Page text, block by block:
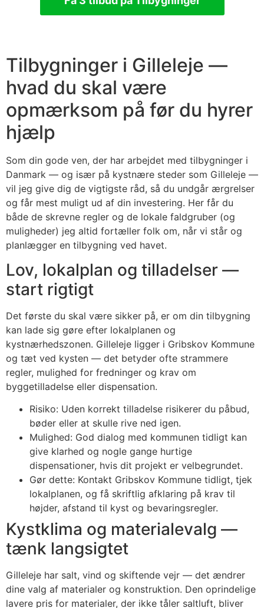
Tilbygninger i Gilleleje —
hvad du skal være
opmærksom på før du hyrer
hjælp
Som din gode ven, der har arbejdet med tilbygninger i
Danmark — og især på kystnære steder som Gilleleje —
vil jeg give dig de vigtigste råd, så du undgår ærgrelser
og får mest muligt ud af din investering. Her får du
både de skrevne regler og de lokale faldgruber (og
muligheder) jeg altid fortæller folk om, når vi står og
planlægger en tilbygning ved havet.
Lov, lokalplan og tilladelser —
start rigtigt
Det første du skal være sikker på, er om din tilbygning
kan lade sig gøre efter lokalplanen og
kystnærhedszonen. Gilleleje ligger i Gribskov Kommune
og tæt ved kysten — det betyder ofte strammere
regler, mulighed for fredninger og krav om
byggetilladelse eller dispensation.
Risiko: Uden korrekt tilladelse risikerer du påbud,
bøder eller at skulle rive ned igen.
Mulighed: God dialog med kommunen tidligt kan
give klarhed og nogle gange hurtige
dispensationer, hvis dit projekt er velbegrundet.
Gør dette: Kontakt Gribskov Kommune tidligt, tjek
lokalplanen, og få skriftlig afklaring på krav til
højder, afstand til kyst og bevaringsregler.
Kystklima og materialevalg —
tænk langsigtet
Gilleleje har salt, vind og skiftende vejr — det ændrer
dine valg af materialer og konstruktion. Den oprindelige
lavere pris for materialer, der ikke tåler saltluft, bliver